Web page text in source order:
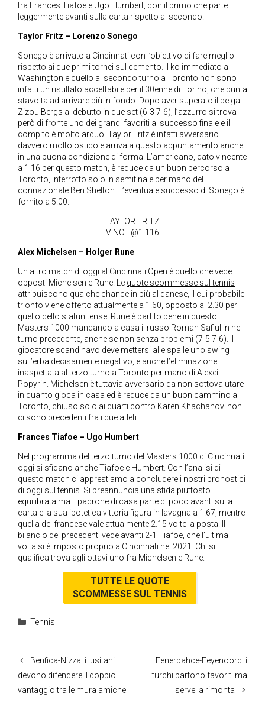
tra Frances Tiafoe e Ugo Humbert, con il primo che parte
leggermente avanti sulla carta rispetto al secondo.
Taylor Fritz – Lorenzo Sonego
Sonego è arrivato a Cincinnati con l’obiettivo di fare meglio
rispetto ai due primi tornei sul cemento. Il ko immediato a
Washington e quello al secondo turno a Toronto non sono
infatti un risultato accettabile per il 30enne di Torino, che punta
stavolta ad arrivare più in fondo. Dopo aver superato il belga
Zizou Bergs al debutto in due set (6-3 7-6), l’azzurro si trova
però di fronte uno dei grandi favoriti al successo finale e il
compito è molto arduo. Taylor Fritz è infatti avversario
davvero molto ostico e arriva a questo appuntamento anche
in una buona condizione di forma. L’americano, dato vincente
a 1.16 per questo match, è reduce da un buon percorso a
Toronto, interrotto solo in semifinale per mano del
connazionale Ben Shelton. L’eventuale successo di Sonego è
fornito a 5.00.
TAYLOR FRITZ
VINCE @1.116
Alex Michelsen – Holger Rune
Un altro match di oggi al Cincinnati Open è quello che vede
opposti Michelsen e Rune. Le quote scommesse sul tennis
attribuiscono qualche chance in più al danese, il cui probabile
trionfo viene offerto attualmente a 1.60, opposto al 2.30 per
quello dello statunitense. Rune è partito bene in questo
Masters 1000 mandando a casa il russo Roman Safiullin nel
turno precedente, anche se non senza problemi (7-5 7-6). Il
giocatore scandinavo deve mettersi alle spalle uno swing
sull’erba decisamente negativo, e anche l’eliminazione
inaspettata al terzo turno a Toronto per mano di Alexei
Popyrin. Michelsen è tuttavia avversario da non sottovalutare
in quanto gioca in casa ed è reduce da un buon cammino a
Toronto, chiuso solo ai quarti contro Karen Khachanov. non
ci sono precedenti fra i due atleti.
Frances Tiafoe – Ugo Humbert
Nel programma del terzo turno del Masters 1000 di Cincinnati
oggi si sfidano anche Tiafoe e Humbert. Con l’analisi di
questo match ci apprestiamo a concludere i nostri pronostici
di oggi sul tennis. Si preannuncia una sfida piuttosto
equilibrata ma il padrone di casa parte di poco avanti sulla
carta e la sua ipotetica vittoria figura in lavagna a 1.67, mentre
quella del francese vale attualmente 2.15 volte la posta. Il
bilancio dei precedenti vede avanti 2-1 Tiafoe, che l’ultima
volta si è imposto proprio a Cincinnati nel 2021. Chi si
qualifica trova agli ottavi uno fra Michelsen e Rune.
TUTTE LE QUOTE
SCOMMESSE SUL TENNIS
Categorie
Tennis
Benfica-Nizza: i lusitani
devono difendere il doppio
vantaggio tra le mura amiche
Fenerbahce-Feyenoord: i
turchi partono favoriti ma
serve la rimonta